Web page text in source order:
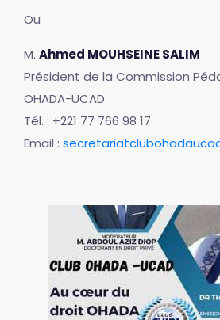
Ou
M. Ahmed MOUHSEINE SALIM
Président de la Commission
OHADA-UCAD
Tél. : +221 77 766 98 17
Email :